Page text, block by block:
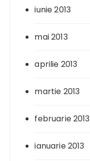
iunie 2013
mai 2013
aprilie 2013
martie 2013
februarie 2013
ianuarie 2013